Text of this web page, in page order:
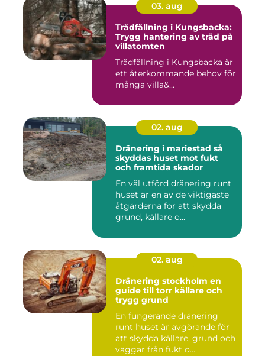
03. aug
Trädfällning i Kungsbacka:
Trygg hantering av träd på
villatomten
Trädfällning i Kungsbacka är
ett återkommande behov för
många villa&...
02. aug
Dränering i mariestad så
skyddas huset mot fukt
och framtida skador
En väl utförd dränering runt
huset är en av de viktigaste
åtgärderna för att skydda
grund, källare o...
02. aug
Dränering stockholm en
guide till torr källare och
trygg grund
En fungerande dränering
runt huset är avgörande för
att skydda källare, grund och
väggar från fukt o...